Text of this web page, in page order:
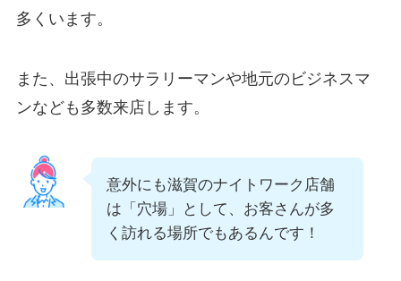
多くいます。
また、出張中のサラリーマンや地元のビジネスマ
ンなども多数来店します。
意外にも滋賀のナイトワーク店舗
は「穴場」として、お客さんが多
く訪れる場所でもあるんです！